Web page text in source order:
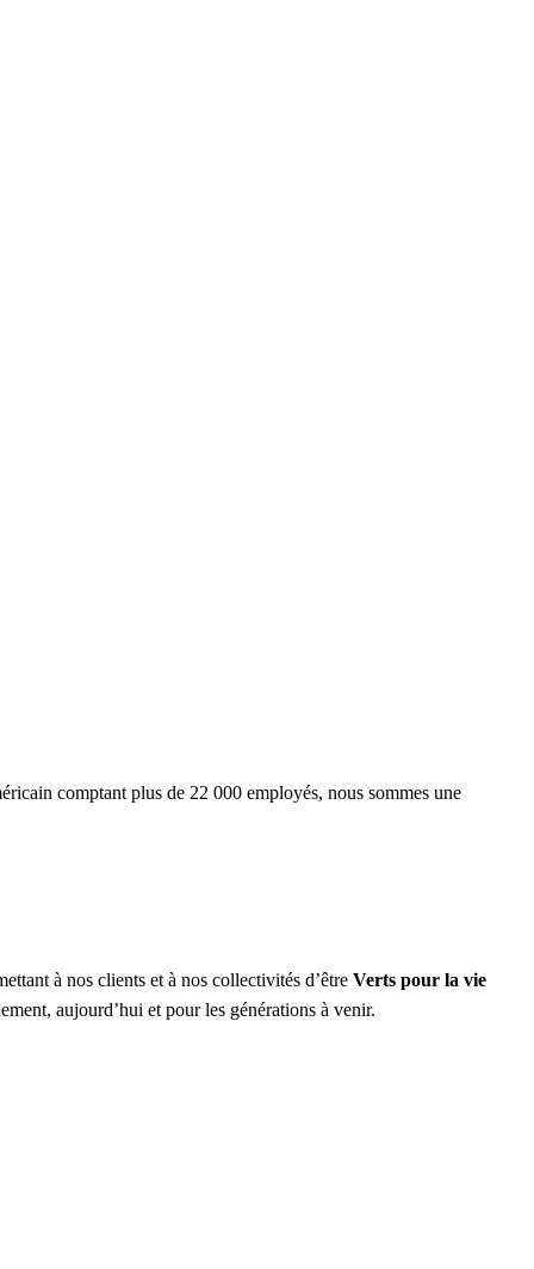
comptant plus de 22 000 employés, nous sommes une
à nos clients et à nos collectivités d’être Verts pour la vie
aujourd’hui et pour les générations à venir.